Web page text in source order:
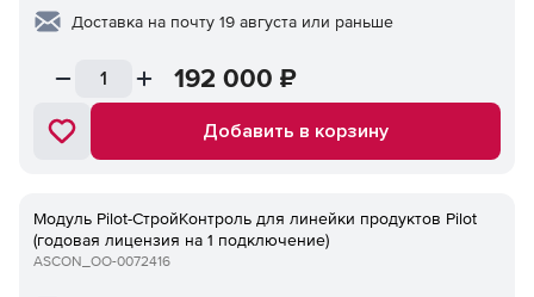
Доставка на почту 19 августа или раньше
192 000 ₽
Добавить в корзину
Модуль Pilot-СтройКонтроль для линейки продуктов Pilot
(годовая лицензия на 1 подключение)
ASCON_ОО-0072416